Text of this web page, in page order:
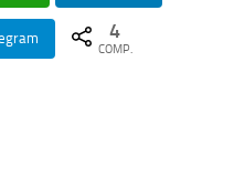
4
COMP.